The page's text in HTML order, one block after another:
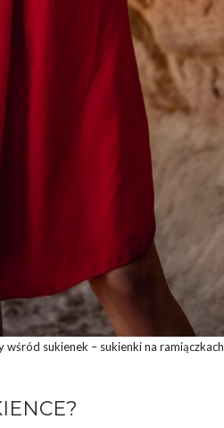
sukienek – sukienki na ramiączkach